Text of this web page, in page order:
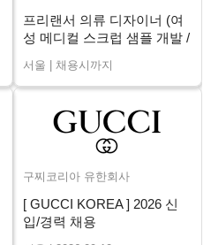
프리랜서 의류 디자이너 (여
성 메디컬 스크럽 샘플 개발 /
서울 | 채용시까지
구찌코리아 유한회사
[ GUCCI KOREA ] 2026 신
입/경력 채용